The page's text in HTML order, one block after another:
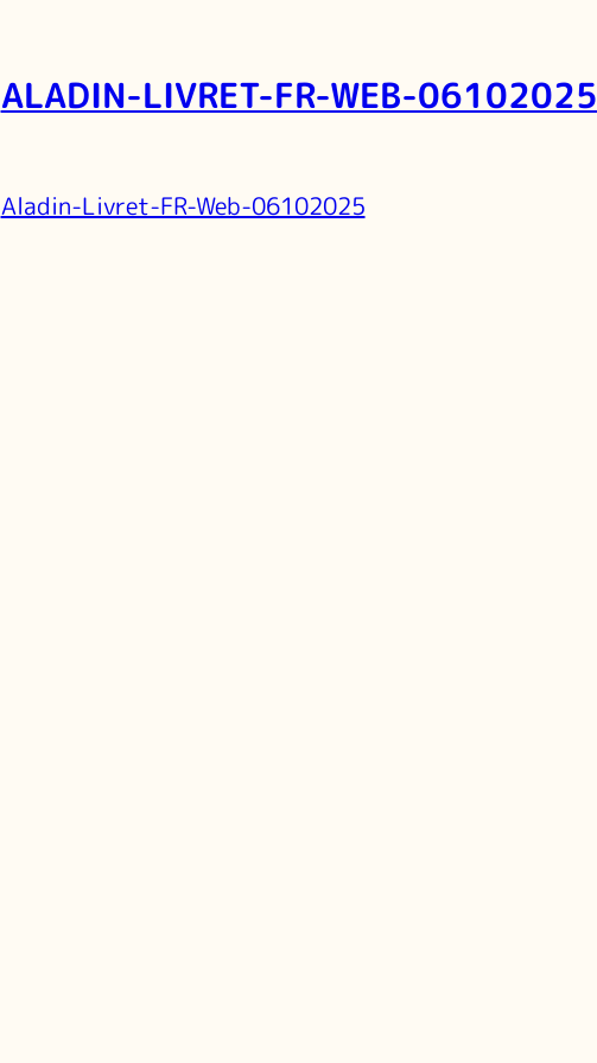
ALADIN-LIVRET-FR-WEB-06102025
Aladin-Livret-FR-Web-06102025